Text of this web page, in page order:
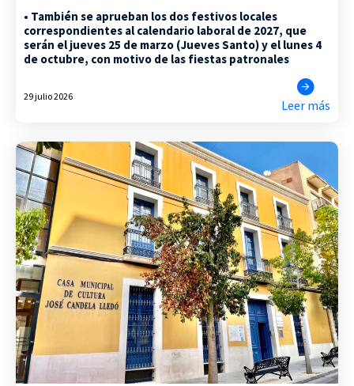
• También se aprueban los dos festivos locales
correspondientes al calendario laboral de 2027, que
serán el jueves 25 de marzo (Jueves Santo) y el lunes 4
de octubre, con motivo de las fiestas patronales
29 julio 2026
Leer más